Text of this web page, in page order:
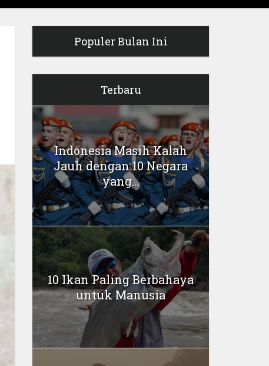
Populer Bulan Ini
Terbaru
Indonesia Masih Kalah
Jauh dengan 10 Negara
yang...
10 Ikan Paling Berbahaya
untuk Manusia